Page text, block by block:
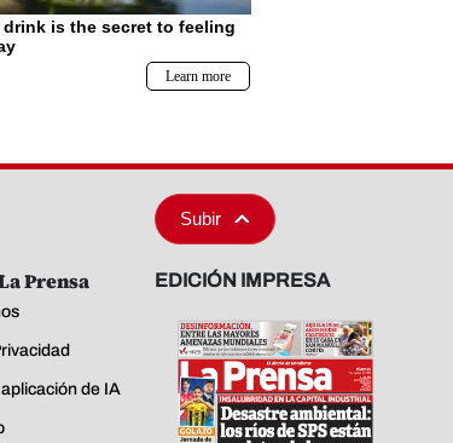
Subir
Prensa
de IA
EDICIÓN IMPRESA